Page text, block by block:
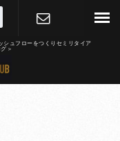
シュフローをつくりセミリタイア
＞